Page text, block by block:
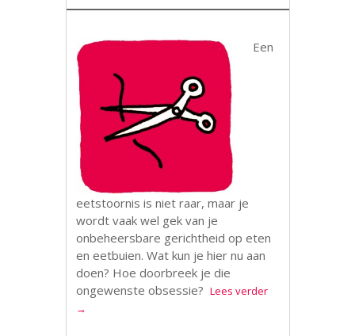
Een
eetstoornis is niet raar, maar je
wordt vaak wel gek van je
onbeheersbare gerichtheid op eten
en eetbuien. Wat kun je hier nu aan
doen? Hoe doorbreek je die
ongewenste obsessie?Lees verder
→